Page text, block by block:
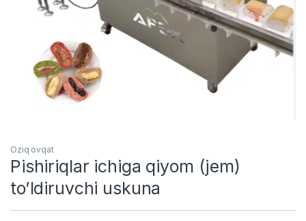
Oziq ovqat
Pishiriqlar ichiga qiyom (jem)
to’ldiruvchi uskuna